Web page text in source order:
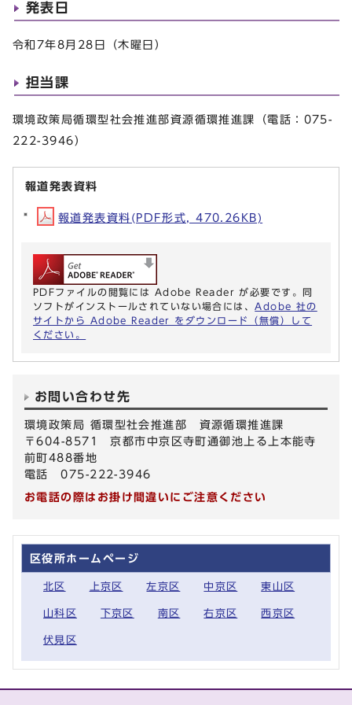
発表日
令和7年8月28日（木曜日）
担当課
環境政策局循環型社会推進部資源循環推進課（電話：075-
222-3946）
報道発表資料
報道発表資料(PDF形式, 470.26KB)
PDFファイルの閲覧には Adobe Reader が必要です。同
ソフトがインストールされていない場合には、 Adobe 社の
サイトから Adobe Reader をダウンロード（無償）して
ください。
お問い合わせ先
環境政策局 循環型社会推進部 資源循環推進課
〒604-8571 京都市中京区寺町通御池上る上本能寺
前町488番地
電話 075-222-3946
お電話の際はお掛け間違いにご注意ください
区役所ホームページ
北区 上京区 左京区 中京区 東山区
山科区 下京区 南区 右京区 西京区
伏見区